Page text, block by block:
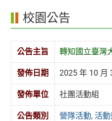
校園公告
公告主旨 轉知國立臺灣
發佈日期 2025 年 10 月
發佈單位 社團活動組
公告類別 營隊活動,活